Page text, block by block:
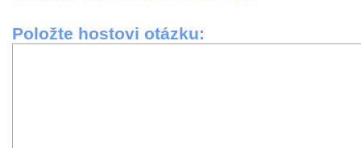
Položte hostovi otázku: